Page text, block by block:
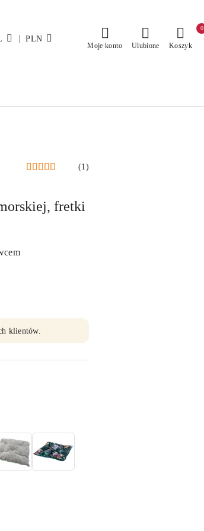
| PLN
Moje konto Ulubione Koszyk
0
(1)
fretki
klientów.